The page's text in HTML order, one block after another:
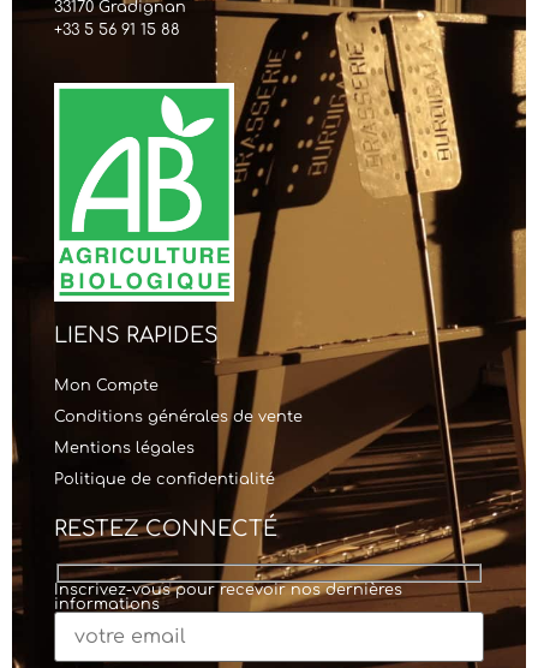
33170 Gradignan
+33 5 56 91 15 88
LIENS RAPIDES
Mon Compte
Conditions générales de vente
Mentions légales
Politique de confidentialité
RESTEZ CONNECTÉ
Inscrivez-vous pour recevoir nos dernières
informations